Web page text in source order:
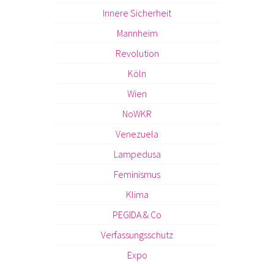
Innere Sicherheit
Mannheim
Revolution
Köln
Wien
NoWKR
Venezuela
Lampedusa
Feminismus
Klima
PEGIDA & Co
Verfassungsschutz
Expo